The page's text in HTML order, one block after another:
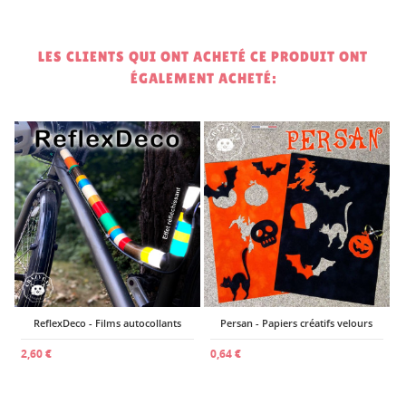
LES CLIENTS QUI ONT ACHETÉ CE PRODUIT ONT
ÉGALEMENT ACHETÉ:
ReflexDeco - Films autocollants
2,60 €
Persan - Papiers créatifs velours
0,64 €